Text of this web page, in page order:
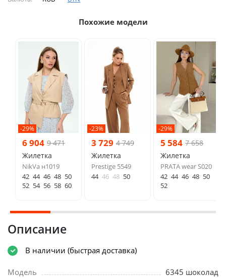
Похожие модели
-29%
6 904 9 471
Жилетка
NikVa н1019
42 44 46 48 50
52 54 56 58 60
-23%
3 729 4 749
Жилетка
Prestige 5549
44 46 48 50
-29%
5 584 7 658
Жилетка
PRATA wear S020
42 44 46 48 50
52
Описание
В наличии (быстрая доставка)
Модель
6345 шоколад